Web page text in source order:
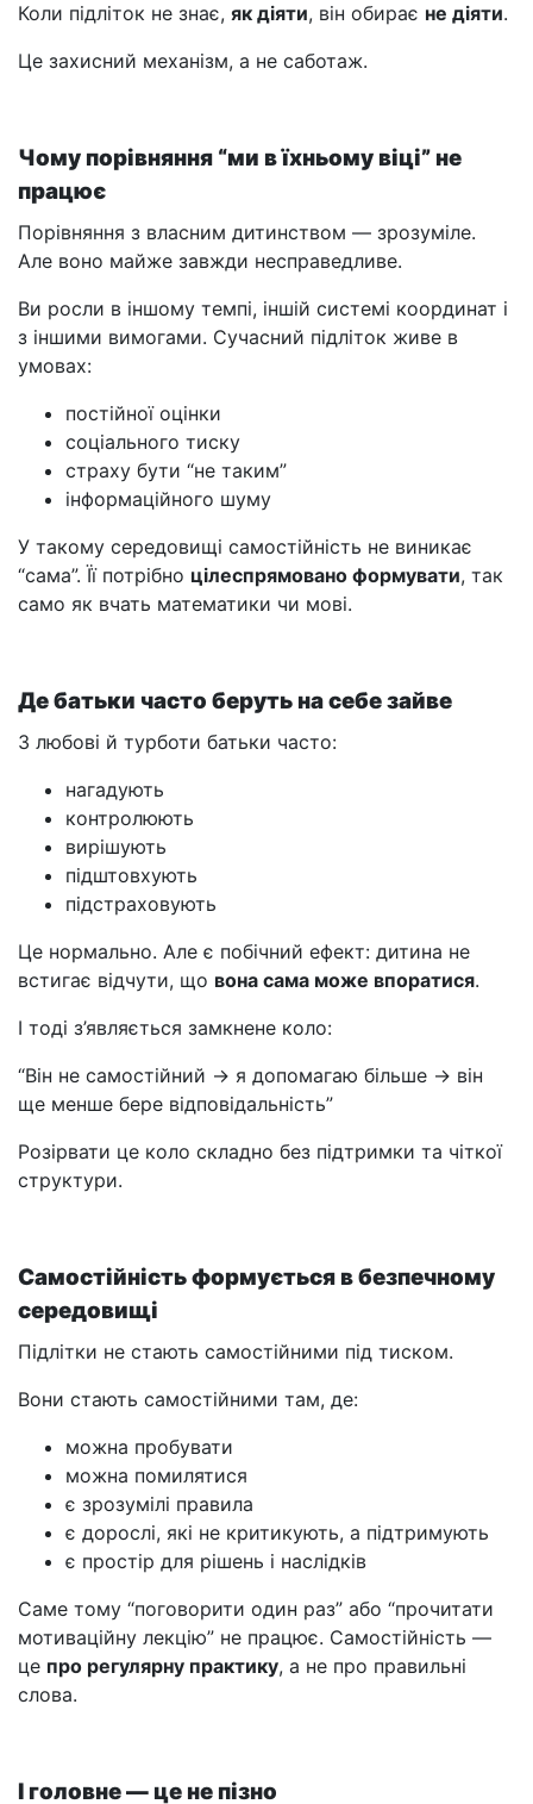
Коли підліток не знає, як діяти, він обирає не діяти.
Це захисний механізм, а не саботаж.
Чому порівняння “ми в їхньому віці” не
працює
Порівняння з власним дитинством — зрозуміле.
Але воно майже завжди несправедливе.
Ви росли в іншому темпі, іншій системі координат і
з іншими вимогами. Сучасний підліток живе в
умовах:
постійної оцінки
соціального тиску
страху бути “не таким”
інформаційного шуму
У такому середовищі самостійність не виникає
“сама”. Її потрібно цілеспрямовано формувати, так
само як вчать математики чи мові.
Де батьки часто беруть на себе зайве
З любові й турботи батьки часто:
нагадують
контролюють
вирішують
підштовхують
підстраховують
Це нормально. Але є побічний ефект: дитина не
встигає відчути, що вона сама може впоратися.
І тоді з’являється замкнене коло:
“Він не самостійний → я допомагаю більше → він
ще менше бере відповідальність”
Розірвати це коло складно без підтримки та чіткої
структури.
Самостійність формується в безпечному
середовищі
Підлітки не стають самостійними під тиском.
Вони стають самостійними там, де:
можна пробувати
можна помилятися
є зрозумілі правила
є дорослі, які не критикують, а підтримують
є простір для рішень і наслідків
Саме тому “поговорити один раз” або “прочитати
мотиваційну лекцію” не працює. Самостійність —
це про регулярну практику, а не про правильні
слова.
І головне — це не пізно